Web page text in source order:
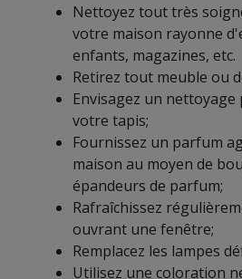
Nettoyez tout très
votre maison rayonne
enfants, magazines, etc.
Retirez tout meuble ou
Envisagez un
votre tapis;
Fournissez un parfum
maison au moyen de
épandeurs de parfum;
Rafraîchissez
ouvrant une fenêtre;
Remplacez les lampes
Utilisez une coloration